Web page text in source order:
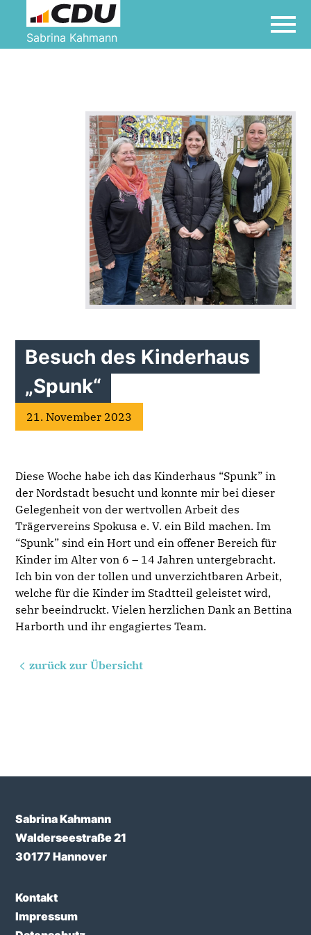
Sabrina Kahmann
Besuch des Kinderhaus
„Spunk“
21. November 2023
Diese Woche habe ich das Kinderhaus “Spunk” in
der Nordstadt besucht und konnte mir bei dieser
Gelegenheit von der wertvollen Arbeit des
Trägervereins Spokusa e. V. ein Bild machen. Im
“Spunk” sind ein Hort und ein offener Bereich für
Kinder im Alter von 6 – 14 Jahren untergebracht.
Ich bin von der tollen und unverzichtbaren Arbeit,
welche für die Kinder im Stadtteil geleistet wird,
sehr beeindruckt. Vielen herzlichen Dank an Bettina
Harborth und ihr engagiertes Team.
zurück zur Übersicht
Sabrina Kahmann
Walderseestraße 21
30177 Hannover
Kontakt
Impressum